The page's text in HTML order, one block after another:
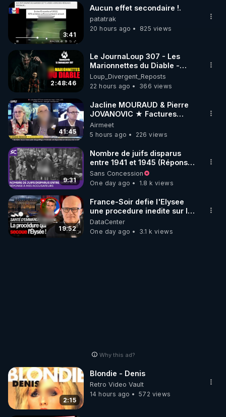
▶ 30 jours gratuit sur l’application de méditation et
de bien-être ENVOL :
Rendez-vous sur https://www.envol.app/code
le code : REGENERE
plus de guerres.
3:41
Aucun effet secondaire !.
patatrak
20 hours ago
825 views
2:48:46
Le JournaLoup 307 - Les
Marionnettes du Diable -
Loup Divergent 2026.08.07
Loup_Divergent_Reposts
22 hours ago
366 views
41:45
Jacline MOURAUD & Pierre
JOVANOVIC ★ Factures
Impayées : Où Est Passé Le
Pognon ?
Airmeet
5 hours ago
226 views
9:31
Nombre de juifs disparus
entre 1941 et 1945 (Réponse
à mes accusateurs)
Sans Concession
One day ago
1.8 k views
19:52
France-Soir defie l'Elysee
une procedure inedite sur la
sante du president - Nexus
DataCenter
One day ago
3.1 k views
Why this ad?
2:15
Blondie - Denis
Retro Video Vault
14 hours ago
572 views